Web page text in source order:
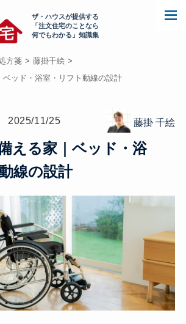
ザ・ハウスが提供する
「注文住宅のことなら
何でもわかる」知識集
方箋
藤掛千絵
ッド・浴室・リフト動線の設計
2025/11/25 藤掛 千絵
える家｜ベッド・浴
線の設計